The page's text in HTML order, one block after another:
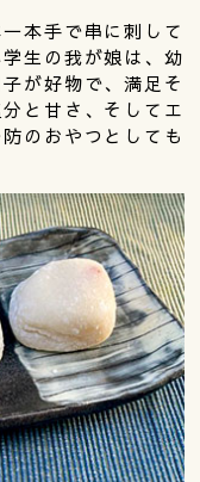
本手で串に刺して
生の我が娘は、幼
が好物で、満足そ
と甘さ、そしてエ
のおやつとしても